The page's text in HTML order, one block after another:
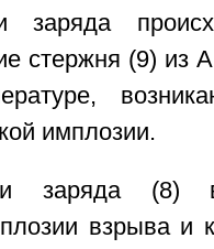
заряда
стержня (9) из
имплозии.
заряда (8)
взрыва и